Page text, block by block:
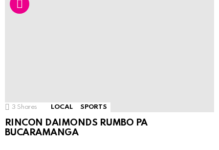
3 Shares LOCAL SPORTS
RINCON DAIMONDS RUMBO PA
BUCARAMANGA